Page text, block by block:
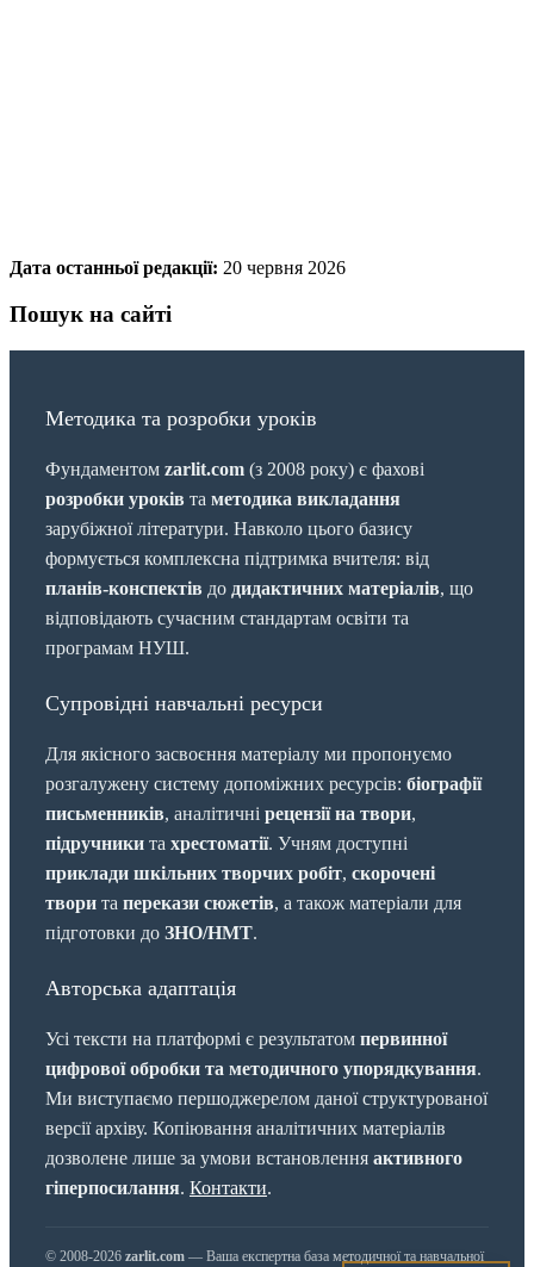
Дата останньої редакції: 20 червня 2026
Пошук на сайті
Методика та розробки уроків
Фундаментом zarlit.com (з 2008 року) є фахові
розробки уроків та методика викладання
зарубіжної літератури. Навколо цього базису
формується комплексна підтримка вчителя: від
планів-конспектів до дидактичних матеріалів, що
відповідають сучасним стандартам освіти та
програмам НУШ.
Супровідні навчальні ресурси
Для якісного засвоєння матеріалу ми пропонуємо
розгалужену систему допоміжних ресурсів: біографії
письменників, аналітичні рецензії на твори,
підручники та хрестоматії. Учням доступні
приклади шкільних творчих робіт, скорочені
твори та перекази сюжетів, а також матеріали для
підготовки до ЗНО/НМТ.
Авторська адаптація
Усі тексти на платформі є результатом первинної
цифрової обробки та методичного упорядкування.
Ми виступаємо першоджерелом даної структурованої
версії архіву. Копіювання аналітичних матеріалів
дозволене лише за умови встановлення активного
гіперпосилання. Контакти.
© 2008-2026 zarlit.com — Ваша експертна база методичної та навчальної